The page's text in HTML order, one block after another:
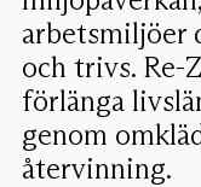
arbetsmiljöer
och trivs.
förlänga
genom
återvinning.